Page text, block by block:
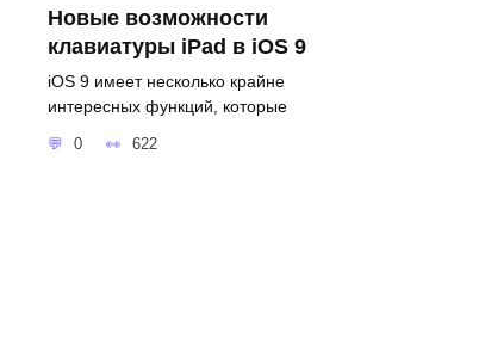
Новые возможности
клавиатуры iPad в iOS 9
iOS 9 имеет несколько крайне
интересных функций, которые
0 622